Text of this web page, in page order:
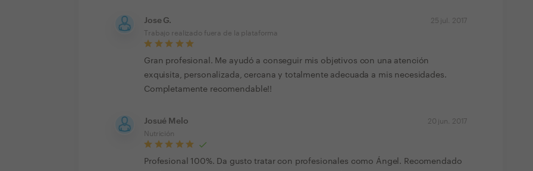
Jose G.
Trabajo realizado fuera de la plataforma
25 jul. 2017
Gran profesional. Me ayudó a conseguir mis objetivos con una atención
exquisita, personalizada, cercana y totalmente adecuada a mis necesidades.
Completamente recomendable!!
Josué Melo
Nutrición
20 jun. 2017
Profesional 100%. Da gusto tratar con profesionales como Ángel. Recomendado